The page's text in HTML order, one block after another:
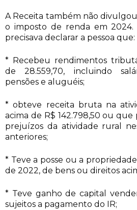
A Receita também não
o imposto de renda em 2024.
precisava declarar a pessoa que:
* Recebeu rendimentos
de 28.559,70, incluindo
pensões e aluguéis;
* obteve receita bruta na
acima de R$ 142.798,50 ou
prejuízos da atividade rural
anteriores;
* Teve a posse ou a
de 2022, de bens ou direitos
* Teve ganho de capital
sujeitos a pagamento do IR;